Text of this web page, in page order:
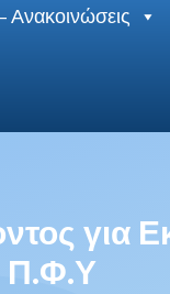
Ανακοινώσεις
για
Π.Φ.Υ